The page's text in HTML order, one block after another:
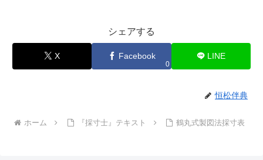
シェアする
X Facebook
0
LINE
恒松伴典
ホーム 『採寸士』テキスト 鶴丸式製図法採寸表